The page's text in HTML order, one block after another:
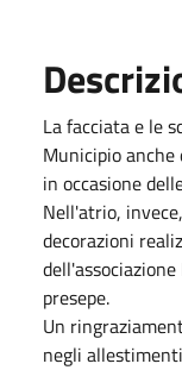
La facciata e le
Municipio anche
in occasione
Nell'atrio,
decorazioni
presepe.
Un
negli